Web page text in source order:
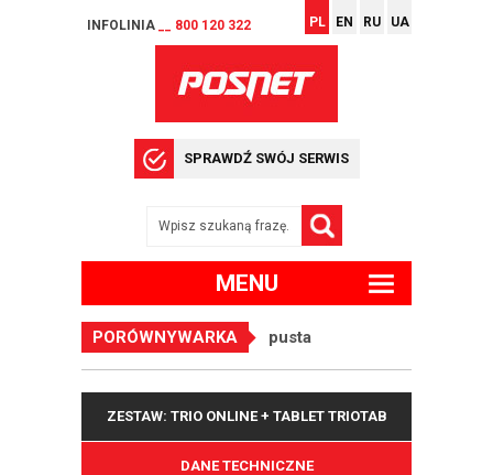
INFOLINIA __ 800 120 322 PL EN RU UA
SPRAWDŹ SWÓJ SERWIS
MENU
PORÓWNYWARKA pusta
ZESTAW: TRIO ONLINE + TABLET TRIOTAB
DANE TECHNICZNE